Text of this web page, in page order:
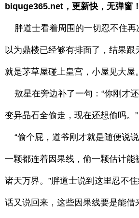
biquge365.net，更新快，无弹窗！
胖道士看着周围的一切忍不住再
以为鼎楼已经够有排面了，结果跟
就是茅草屋碰上皇宫，小屋见大屋
敖星在旁边补了一句：“你刚才
变异晶石全偷走，现在还想偷吗。”
“偷个屁，道爷刚才就是随便说
一颗都连着因果线，偷一颗估计能
诸天万界。”胖道士说到这里忍不
话又说回来，这些因果线要是能借